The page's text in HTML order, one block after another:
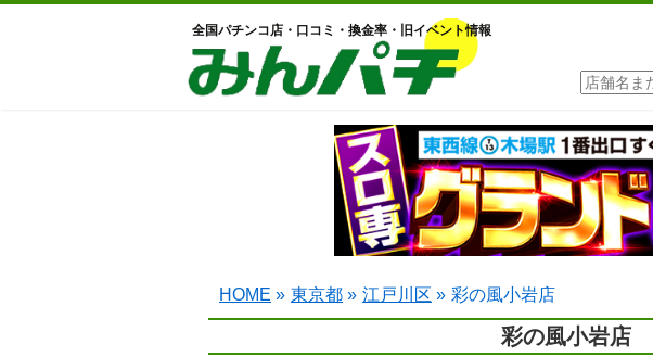
全国パチンコ店・口コミ・換金率・旧イベント情報
HOME » 東京都 » 江戸川区 » 彩の風小岩店
彩の風小岩店